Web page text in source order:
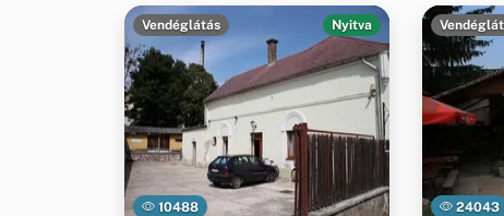
10488
Vendéglátás Nyitva
24043